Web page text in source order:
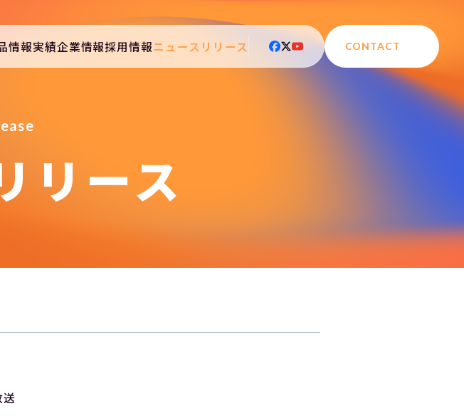
情報実績企業情報採用情報ニュースリリース CONTACT
ease
リース